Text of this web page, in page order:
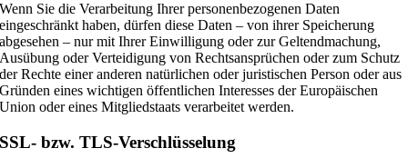
Wenn Sie die Verarbeitung Ihrer personenbezogenen Daten
eingeschränkt haben, dürfen diese Daten – von ihrer Speicherung
abgesehen – nur mit Ihrer Einwilligung oder zur Geltendmachung,
Ausübung oder Verteidigung von Rechtsansprüchen oder zum Schutz
der Rechte einer anderen natürlichen oder juristischen Person oder aus
Gründen eines wichtigen öffentlichen Interesses der Europäischen
Union oder eines Mitgliedstaats verarbeitet werden.
SSL- bzw. TLS-Verschlüsselung